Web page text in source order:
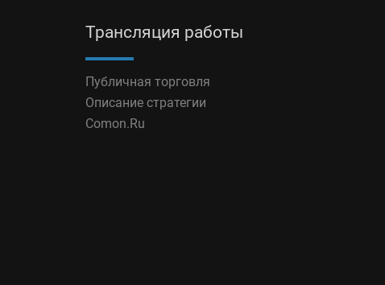
Трансляция работы
Публичная торговля
Описание стратегии
Comon.Ru